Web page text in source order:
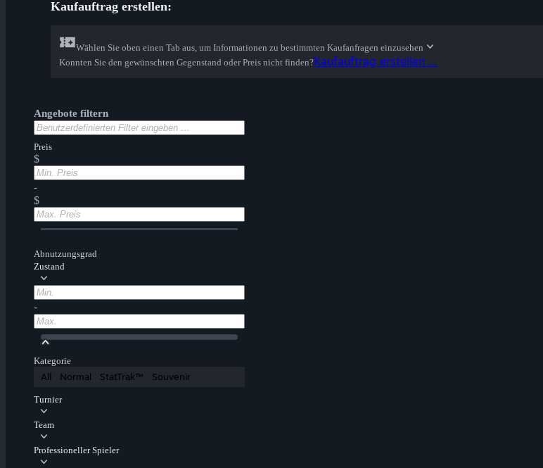
Kaufauftrag erstellen:
Wählen Sie oben einen Tab aus, um Informationen zu bestimmten Kaufanfragen einzusehen
Konnten Sie den gewünschten Gegenstand oder Preis nicht finden?Kaufauftrag erstellen …
Angebote filtern
Preis
$
-
$
Abnutzungsgrad
Zustand
-
Kategorie
All Normal StatTrak™ Souvenir
Turnier
Team
Professioneller Spieler